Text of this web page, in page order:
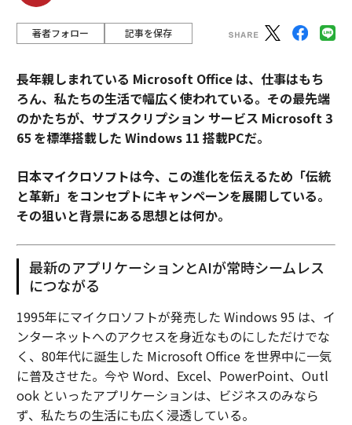
著者フォロー 記事を保存
長年親しまれている Microsoft Office は、仕事はもち
ろん、私たちの生活で幅広く使われている。その最先端
のかたちが、サブスクリプション サービス Microsoft 3
65 を標準搭載した Windows 11 搭載PCだ。
日本マイクロソフトは今、この進化を伝えるため「伝統
と革新」をコンセプトにキャンペーンを展開している。
その狙いと背景にある思想とは何か。
最新のアプリケーションとAIが常時シームレス
につながる
1995年にマイクロソフトが発売した Windows 95 は、イ
ンターネットへのアクセスを身近なものにしただけでな
く、80年代に誕生した Microsoft Office を世界中に一気
に普及させた。今や Word、Excel、PowerPoint、Outl
ook といったアプリケーションは、ビジネスのみなら
ず、私たちの生活にも広く浸透している。